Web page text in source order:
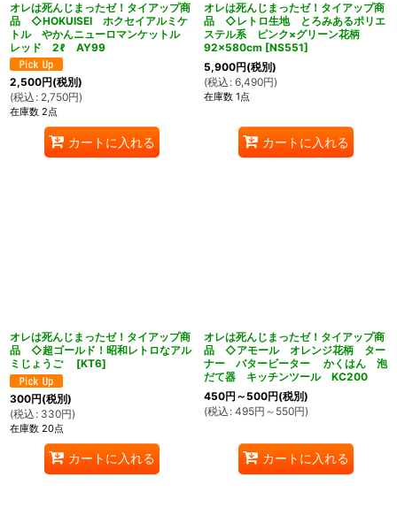
オレは死んじまったゼ！タイアップ商
品 ◇HOKUISEI ホクセイアルミケ
トル やかんニューロマンケットル
レッド 2ℓ AY99
2,500円(税別)
(税込 : 2,750円)
在庫数 2点
カートに入れる
オレは死んじまったゼ！タイアップ商
品 ◇レトロ生地 とろみあるポリエ
ステル系 ピンク×グリーン花柄
92×580cm [NS551]
5,900円(税別)
(税込 : 6,490円)
在庫数 1点
カートに入れる
オレは死んじまったゼ！タイアップ商
品 ◇超ゴールド！昭和レトロなアル
ミじょうご
[KT6]
300円(税別)
(税込 : 330円)
在庫数 20点
カートに入れる
オレは死んじまったゼ！タイアップ商
品 ◇アモール オレンジ花柄 ター
ナー バタービーター かくはん 泡
だて器 キッチンツール KC200
450円 ～500円(税別)
(税込 : 495円 ～550円)
カートに入れる